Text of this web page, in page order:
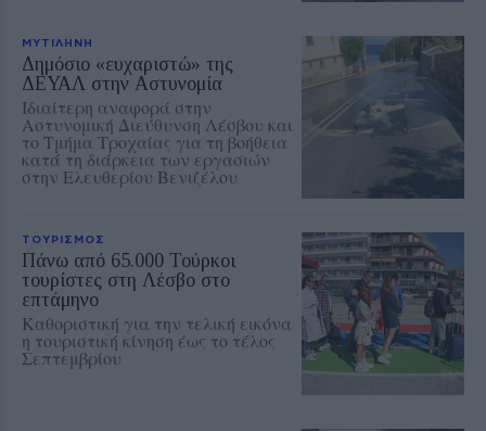
ΜΥΤΙΛΗΝΗ
Δημόσιο «ευχαριστώ» της
ΔΕΥΑΛ στην Αστυνομία
Ιδιαίτερη αναφορά στην
Αστυνομική Διεύθυνση Λέσβου και
το Τμήμα Τροχαίας για τη βοήθεια
κατά τη διάρκεια των εργασιών
στην Ελευθερίου Βενιζέλου
ΤΟΥΡΙΣΜΟΣ
Πάνω από 65.000 Τούρκοι
τουρίστες στη Λέσβο στο
επτάμηνο
Καθοριστική για την τελική εικόνα
η τουριστική κίνηση έως το τέλος
Σεπτεμβρίου